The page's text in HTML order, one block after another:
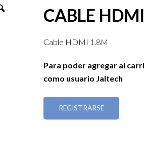
CABLE
Cable HDMI 1.8M
Para poder agregar al
como usuario Jaltech
REGISTRARSE